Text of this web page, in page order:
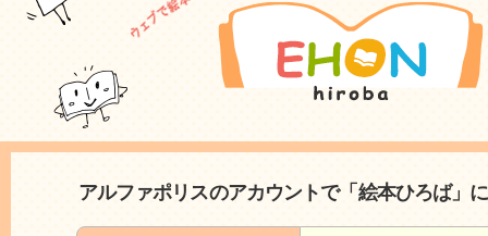
アルファポリスのアカウントで「絵本ひろば」